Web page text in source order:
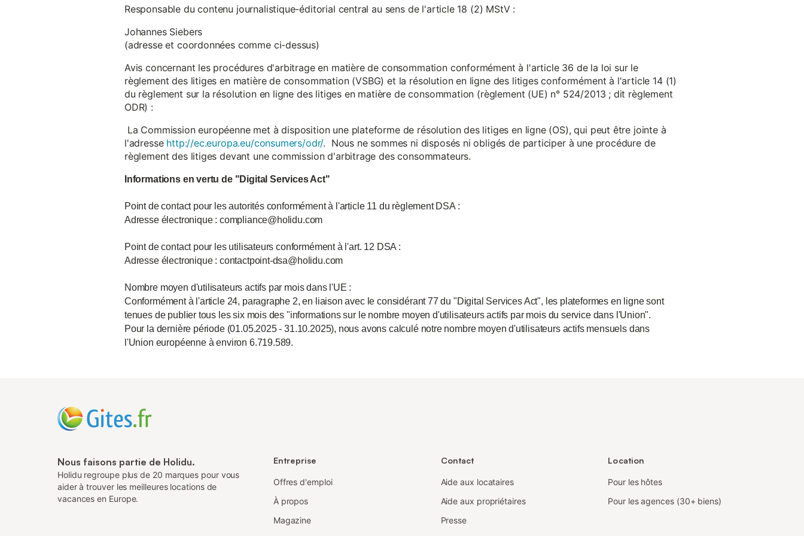
Responsable du contenu journalistique-éditorial central au sens de l'article 18 (2) MStV :
Johannes Siebers
(adresse et coordonnées comme ci-dessus)
Avis concernant les procédures d'arbitrage en matière de consommation conformément à l'article 36 de la loi sur le
règlement des litiges en matière de consommation (VSBG) et la résolution en ligne des litiges conformément à l'article 14 (1)
du règlement sur la résolution en ligne des litiges en matière de consommation (règlement (UE) n° 524/2013 ; dit règlement
ODR) :
La Commission européenne met à disposition une plateforme de résolution des litiges en ligne (OS), qui peut être jointe à
l'adresse http://ec.europa.eu/consumers/odr/. Nous ne sommes ni disposés ni obligés de participer à une procédure de
règlement des litiges devant une commission d'arbitrage des consommateurs.
Informations en vertu de "Digital Services Act"
Point de contact pour les autorités conformément à l'article 11 du règlement DSA :
Adresse électronique : compliance@holidu.com
Point de contact pour les utilisateurs conformément à l'art. 12 DSA :
Adresse électronique : contactpoint-dsa@holidu.com
Nombre moyen d'utilisateurs actifs par mois dans l'UE :
Conformément à l'article 24, paragraphe 2, en liaison avec le considérant 77 du "Digital Services Act", les plateformes en ligne sont
tenues de publier tous les six mois des "informations sur le nombre moyen d'utilisateurs actifs par mois du service dans l'Union".
Pour la dernière période (01.05.2025 - 31.10.2025), nous avons calculé notre nombre moyen d'utilisateurs actifs mensuels dans
l'Union européenne à environ 6.719.589.
Nous faisons partie de Holidu.
Holidu regroupe plus de 20 marques pour vous
aider à trouver les meilleures locations de
vacances en Europe.
Entreprise
Offres d'emploi
À propos
Magazine
Contact
Aide aux locataires
Aide aux propriétaires
Presse
Location
Pour les hôtes
Pour les agences (30+ biens)